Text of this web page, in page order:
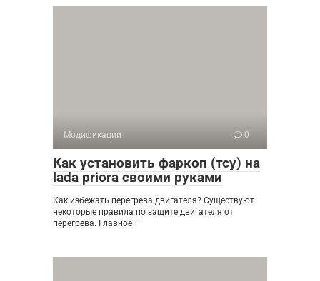
Модификации 0
Как установить фаркоп (тсу) на
lada priora своими руками
Как избежать перегрева двигателя? Существуют
некоторые правила по защите двигателя от
перегрева. Главное –